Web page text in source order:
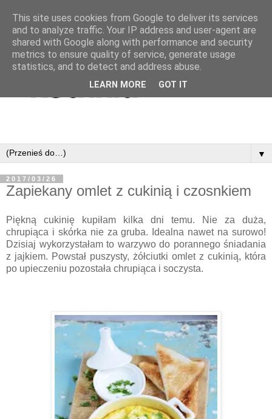
▼
2017/03/26
Zapiekany omlet z cukinią i czosnkiem
Piękną cukinię kupiłam kilka dni temu. Nie za duża,
chrupiąca i skórka nie za gruba. Idealna nawet na surowo!
Dzisiaj wykorzystałam to warzywo do porannego śniadania
z jajkiem. Powstał puszysty, żółciutki omlet z cukinią, która
po upieczeniu pozostała chrupiąca i soczysta.
This site uses cookies from Google to deliver its services
and to analyze traffic. Your IP address and user-agent are
shared with Google along with performance and security
metrics to ensure quality of service, generate usage
statistics, and to detect and address abuse.
LEARN MORE GOT IT